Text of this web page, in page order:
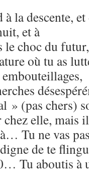
la descente,
et à
le choc du
où tu as
» (pas chers)
elle, mais
Tu ne vas
de te
Tu aboutis à